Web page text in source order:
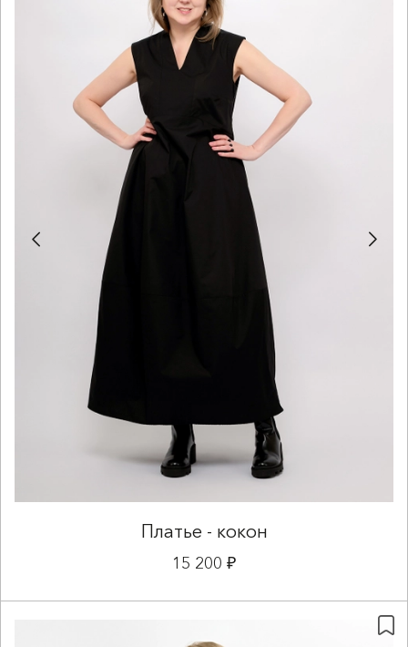
Платье - кокон
15 200 ₽